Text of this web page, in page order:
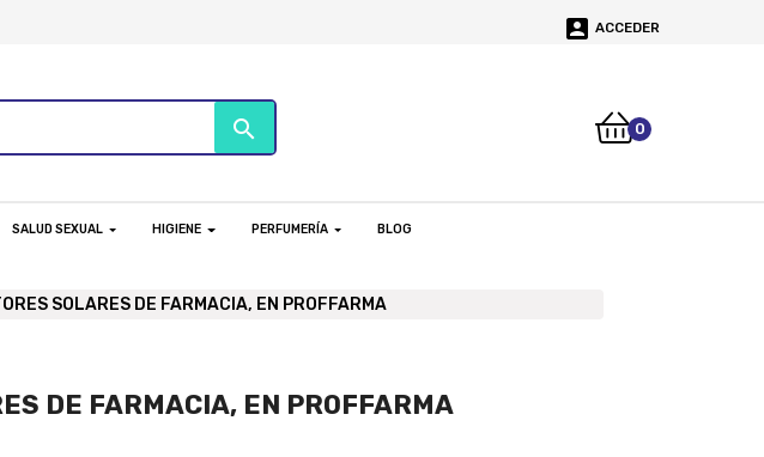
 ACCEDER
search 0
SALUD SEXUAL HIGIENE PERFUMERÍA BLOG
SOLARES DE FARMACIA, EN PROFFARMA
DE FARMACIA, EN PROFFARMA